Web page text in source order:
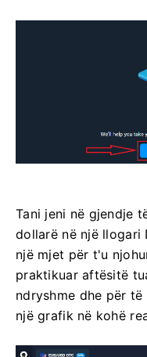
Tani jeni në gjendje
dollarë në një llogari
një mjet për t'u
praktikuar aftësitë
ndryshme dhe për
një grafik në kohë